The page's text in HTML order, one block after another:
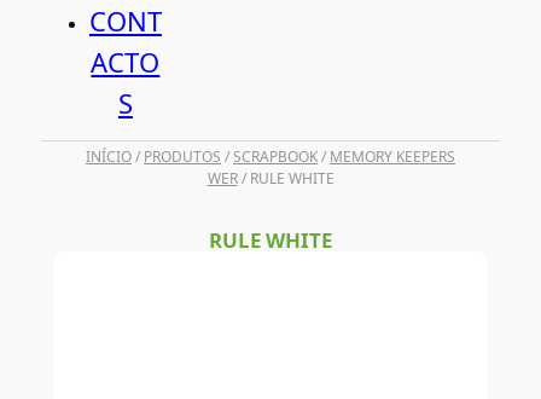
CONT
ACTO
S
INÍCIO/ PRODUTOS /SCRAPBOOK/ MEMORY KEEPERS
WER/ RULE WHITE
RULE WHITE